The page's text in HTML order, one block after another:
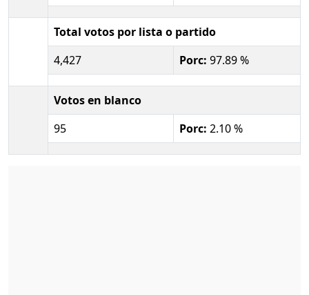
Total votos por lista o partido
4,427
Porc: 97.89 %
Votos en blanco
95
Porc: 2.10 %